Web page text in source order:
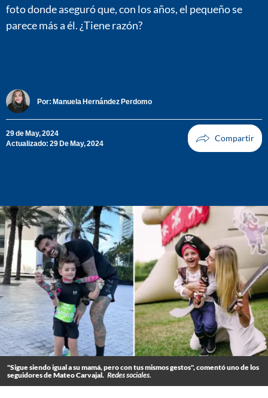
foto donde aseguró que, con los años, el pequeño se
parece más a él. ¿Tiene razón?
Por: Manuela Hernández Perdomo
29 de May, 2024
Actualizado: 29 De May, 2024
"Sigue siendo igual a su mamá, pero con tus mismos gestos", comentó uno de los
seguidores de Mateo Carvajal. Redes sociales.